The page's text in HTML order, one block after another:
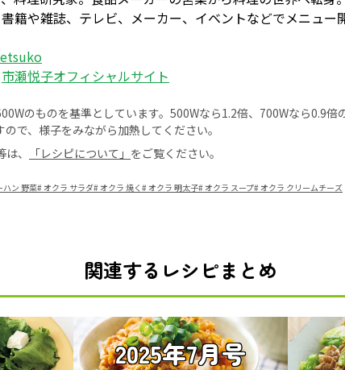
籍や雑誌、テレビ、メーカー、イベントなどでメニュー
市瀬悦子オフィシャルサイト
のものを基準としています。500Wなら1.2倍、700Wなら0.9倍
で、様子をみながら加熱してください。
、
「レシピについて」 をご覧ください。
ハン 野菜#オクラ サラダ#オクラ 焼く #オクラ 明太子#オクラ スープ#オクラ クリームチーズ
関連するレシピまとめ
2025年7月号